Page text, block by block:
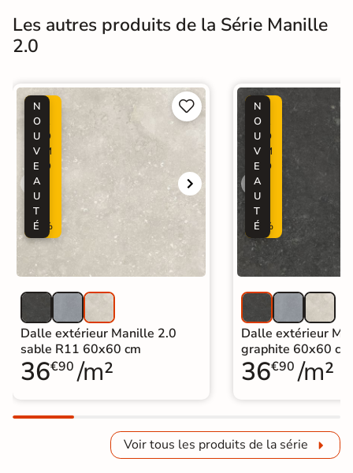
Les autres produits de la Série Manille
2.0
R
O
M
O
%
N
O
U
V
E
A
U
T
É


Dalle extérieur Manille 2.0
sable R11 60x60 cm
36€90 /m²
R
O
M
O
%
N
O
U
V
E
A
U
T
É
Dalle extérieur
graphite 60x60 cm
36€90 /m²
Voir tous les produits de la série